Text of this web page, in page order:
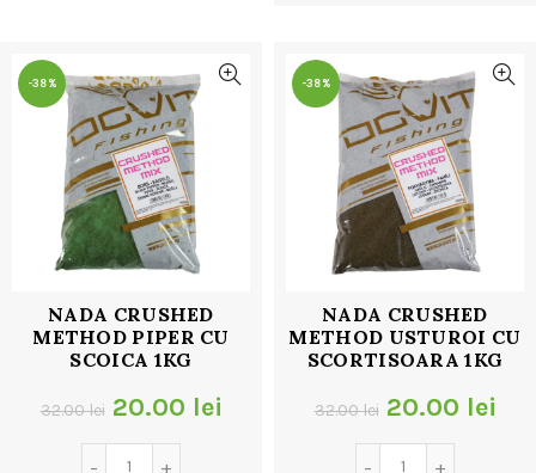
-38%
NADA CRUSHED
METHOD PIPER CU
SCOICA 1KG
32.00lei Prețul
inițial
20.00 lei
-38%
NADA CRUSHED
METHOD USTUROI CU
SCORTISOARA 1KG
32.00lei Prețul
inițial
20.00 lei